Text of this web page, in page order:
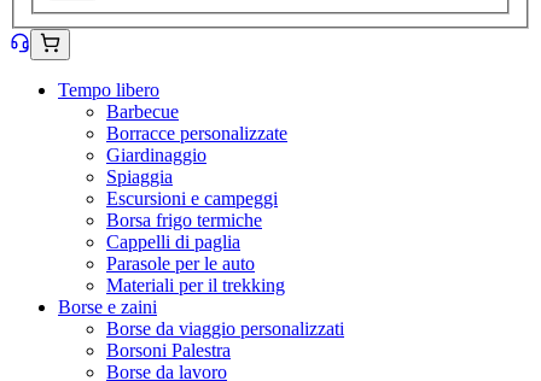
Tempo libero
Barbecue
Borracce personalizzate
Giardinaggio
Spiaggia
Escursioni e campeggi
Borsa frigo termiche
Cappelli di paglia
Parasole per le auto
Materiali per il trekking
Borse e zaini
Borse da viaggio personalizzati
Borsoni Palestra
Borse da lavoro